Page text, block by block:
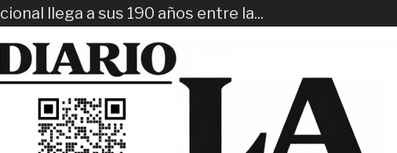
llega a sus 190 años entre la...